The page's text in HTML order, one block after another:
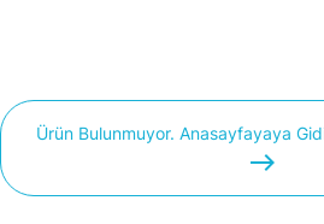
Ürün Bulunmuyor. Anasayfayaya
easts